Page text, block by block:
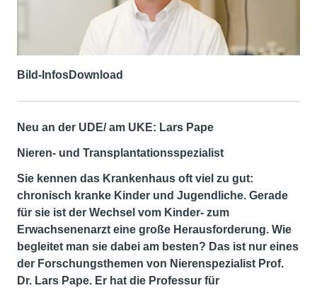
Bild-InfosDownload
Neu an der UDE/ am UKE: Lars Pape
Nieren- und Transplantationsspezialist
Sie kennen das Krankenhaus oft viel zu gut:
chronisch kranke Kinder und Jugendliche. Gerade
für sie ist der Wechsel vom Kinder- zum
Erwachsenenarzt eine große Herausforderung. Wie
begleitet man sie dabei am besten? Das ist nur eines
der Forschungsthemen von Nierenspezialist Prof.
Dr. Lars Pape. Er hat die Professur für